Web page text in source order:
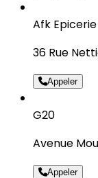
Afk Epicerie
36 Rue
Appeler
G20
Avenue
Appeler